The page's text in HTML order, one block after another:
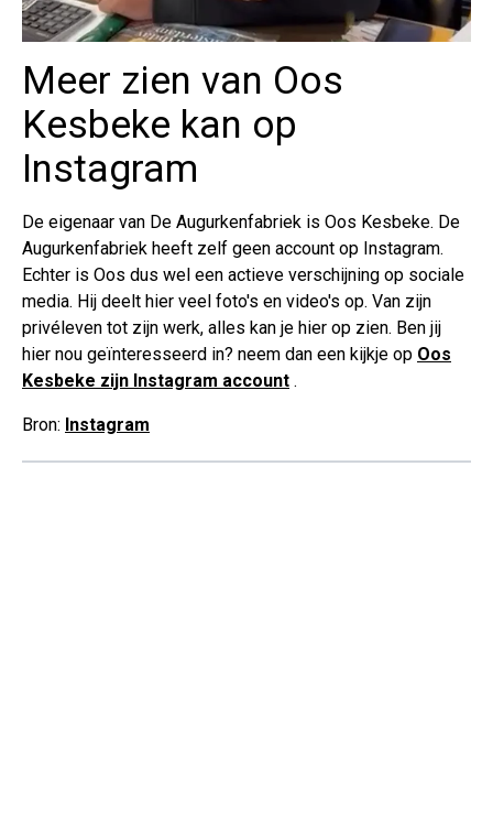
Meer zien van Oos
Kesbeke kan op
Instagram
De eigenaar van De Augurkenfabriek is Oos Kesbeke. De
Augurkenfabriek heeft zelf geen account op Instagram.
Echter is Oos dus wel een actieve verschijning op sociale
media. Hij deelt hier veel foto's en video's op. Van zijn
privéleven tot zijn werk, alles kan je hier op zien. Ben jij
hier nou geïnteresseerd in? neem dan een kijkje op Oos
Kesbeke zijn Instagram account .
Bron: Instagram